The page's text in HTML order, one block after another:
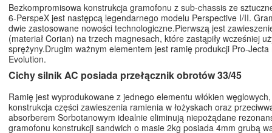
Bezkompromisowa konstrukcja gramofonu z sub-chassis ze
6-PerspeX jest następcą legendarnego modelu Perspective I/II.
dwie zastosowane nowości technologiczne.Pierwszą jest
(materiał Corian) na trzech magnesach, które zastąpiły wcześniej
sprężyny.Drugim ważnym elementem jest ramię produkcji Pro-Jecta
Evolution.
Cichy silnik AC posiada przełącznik obrotów 33/45
Ramię jest wyprodukowane z jednego elementu włókien
konstrukcja części zawieszenia ramienia w łożyskach oraz
absorberem Sorbotanowym idealnie eliminują niepożądane
gramofonu konstrukcji sandwich o masie 2kg posiada 4mm grubą